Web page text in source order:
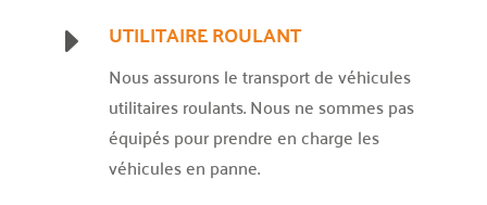
E UTILITAIRE ROULANT
Nous assurons le transport de véhicules
utilitaires roulants. Nous ne sommes pas
équipés pour prendre en charge les
véhicules en panne.